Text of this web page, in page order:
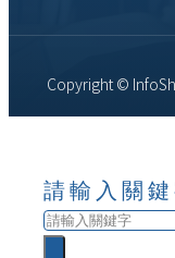
Copyright ©
請輸入關
搜
尋